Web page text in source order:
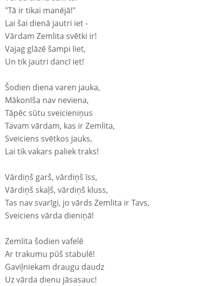
"Tā ir tikai manējā!"
Lai šai dienā jautri iet -
Vārdam Zemlita svētki ir!
Vajag glāzē šampi liet,
Un tik jautri dancī iet!
Šodien diena varen jauka,
Mākonīša nav neviena,
Tāpēc sūtu sveicieniņus
Tavam vārdam, kas ir Zemlita,
Sveiciens svētkos jauks,
Lai tik vakars paliek traks!
Vārdiņš garš, vārdiņš īss,
Vārdiņš skaļš, vārdiņš kluss,
Tas nav svarīgi, jo vārds Zemlita ir Tavs,
Sveiciens vārda dieniņā!
Zemlita šodien vafelē
Ar trakumu pūš stabulē!
Gaviļniekam draugu daudz
Uz vārda dienu jāsasauc!